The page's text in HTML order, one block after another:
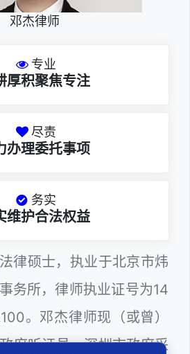
邓杰律师
专业
厚积聚焦专注
尽责
办理委托事项
务实
维护合法权益
律硕士，执业于北京市炜
务所，律师执业证号为14
。邓杰律师现（或曾）
府听证员、深圳市政府采